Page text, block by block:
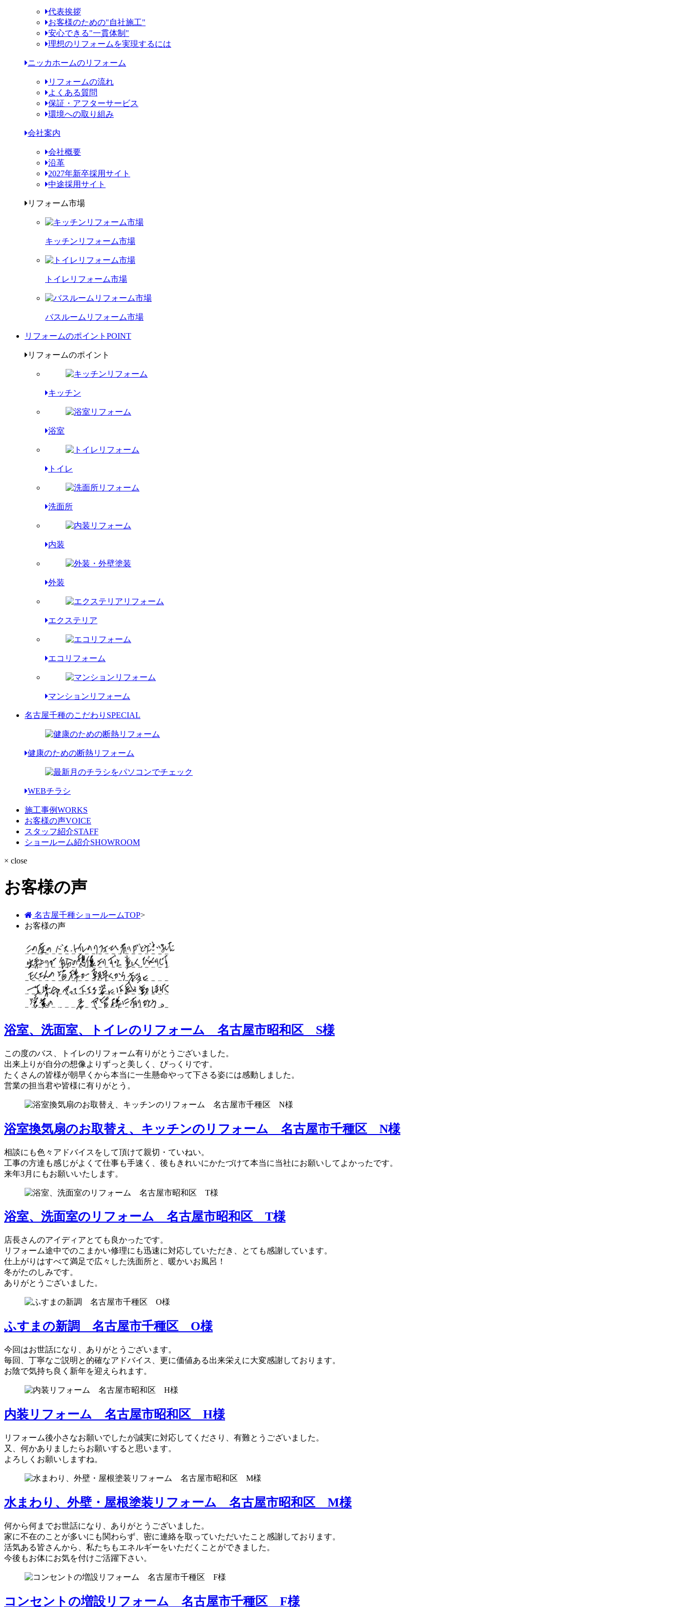
代表挨拶
お客様のための"自社施工"
安心できる"一貫体制"
理想のリフォームを実現するには
ニッカホームのリフォーム
リフォームの流れ
よくある質問
保証・アフターサービス
環境への取り組み
会社案内
会社概要
沿革
2027年新卒採用サイト
中途採用サイト
リフォーム市場
キッチンリフォーム市場
トイレリフォーム市場
バスルームリフォーム市場
リフォームのポイント POINT
リフォームのポイント
キッチン
浴室
トイレ
洗面所
内装
外装
エクステリア
エコリフォーム
マンションリフォーム
名古屋千種のこだわり SPECIAL
健康のための断熱リフォーム
WEBチラシ
施工事例WORKS
お客様の声VOICE
スタッフ紹介STAFF
ショールーム紹介SHOWROOM
× close
お客様の声
名古屋千種ショールームTOP>
お客様の声
浴室、洗面室、トイレのリフォーム 名古屋市昭和区 S様
この度のバス、トイレのリフォーム有りがとうございました。
出来上りが自分の想像よりずっと美しく、びっくりです。
たくさんの皆様が朝早くから本当に一生懸命やって下さる姿には感動しました。
営業の担当君や皆様に有りがとう。
浴室換気扇のお取替え、キッチンのリフォーム 名古屋市千種区 N様
相談にも色々アドバイスをして頂けて親切・ていねい。
工事の方達も感じがよくて仕事も手速く、後もきれいにかたづけて本当に当社にお願いしてよかったです。
来年3月にもお願いいたします。
浴室、洗面室のリフォーム 名古屋市昭和区 T様
店長さんのアイディアとても良かったです。
リフォーム途中でのこまかい修理にも迅速に対応していただき、とても感謝しています。
仕上がりはすべて満足で広々した洗面所と、暖かいお風呂！
冬がたのしみです。
ありがとうございました。
ふすまの新調 名古屋市千種区 O様
今回はお世話になり、ありがとうございます。
毎回、丁寧なご説明と的確なアドバイス、更に価値ある出来栄えに大変感謝しております。
お陰で気持ち良く新年を迎えられます。
内装リフォーム 名古屋市昭和区 H様
リフォーム後小さなお願いでしたが誠実に対応してくださり、有難とうございました。
又、何かありましたらお願いすると思います。
よろしくお願いしますね。
水まわり、外壁・屋根塗装リフォーム 名古屋市昭和区 M様
何から何までお世話になり、ありがとうございました。
家に不在のことが多いにも関わらず、密に連絡を取っていただいたこと感謝しております。
活気ある皆さんから、私たちもエネルギーをいただくことができました。
今後もお体にお気を付けご活躍下さい。
コンセントの増設リフォーム 名古屋市千種区 F様